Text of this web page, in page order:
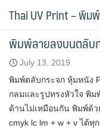
Thai UV Print – พิม
พิมพ์ เครื่องสําอางค์
พิมพ์ลายลงบนตลับ
July 13, 2019
พิมพ์ตลับกระจก หุ้มหนัง
กลมและรูปทรงหัวใจ พิม
ด้านไม่เหมือนกัน พิมพ์ด้ว
cmyk lc lm + w + v ได้ทุ